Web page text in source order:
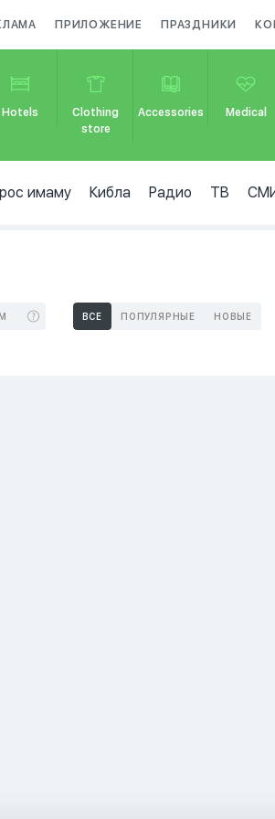
ПРИЛОЖЕНИЕ ПРАЗДНИКИ
Hotels
Clothing
store
Accessories Medical
имаму Кибла Радио ТВ
ВСЕ ПОПУЛЯРНЫЕ НОВЫЕ